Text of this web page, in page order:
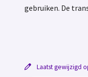
gebruiken. De
Laatst gewijzigd